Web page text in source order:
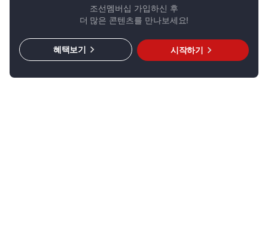
조선멤버십 가입하신 후
더 많은 콘텐츠를 만나보세요!
시작하기
혜택보기